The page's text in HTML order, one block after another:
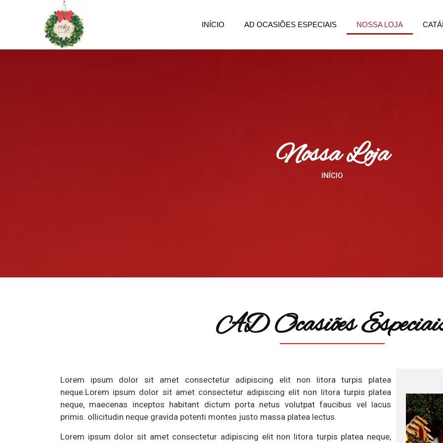
INÍCIO AD OCASIÕES ESPECIAIS NOSSA LOJA
Nossa Loja
INÍCIO
AD Ocasiões
Lorem ipsum dolor sit amet consectetur adipiscing elit non litora turpis platea
neque.Lorem ipsum dolor sit amet consectetur adipiscing elit non litora turpis platea
neque, maecenas inceptos habitant dictum porta netus volutpat faucibus vel lacus
primis. ollicitudin neque gravida potenti montes justo massa platea lectus.
Lorem ipsum dolor sit amet consectetur adipiscing elit non litora turpis platea neque,